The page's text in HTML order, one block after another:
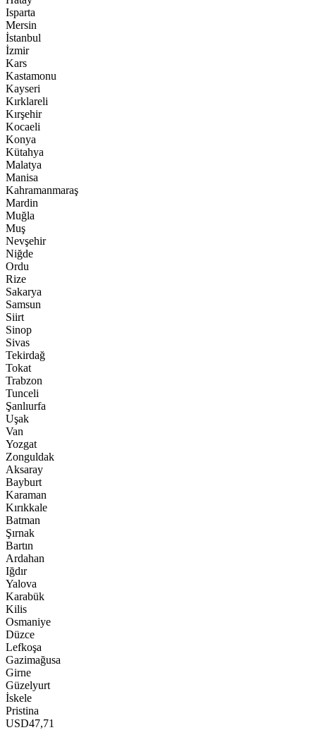
Isparta
Mersin
İstanbul
İzmir
Kars
Kastamonu
Kayseri
Kırklareli
Kırşehir
Kocaeli
Konya
Kütahya
Malatya
Manisa
Kahramanmaraş
Mardin
Muğla
Muş
Nevşehir
Niğde
Ordu
Rize
Sakarya
Samsun
Siirt
Sinop
Sivas
Tekirdağ
Tokat
Trabzon
Tunceli
Şanlıurfa
Uşak
Van
Yozgat
Zonguldak
Aksaray
Bayburt
Karaman
Kırıkkale
Batman
Şırnak
Bartın
Ardahan
Iğdır
Yalova
Karabük
Kilis
Osmaniye
Düzce
Lefkoşa
Gazimağusa
Girne
Güzelyurt
İskele
Pristina
USD47,71